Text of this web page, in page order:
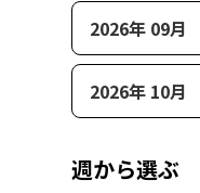
2026年 09月
2026年 10月
週から選ぶ